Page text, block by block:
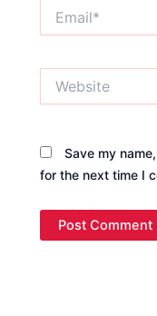
Save my
for the next time I